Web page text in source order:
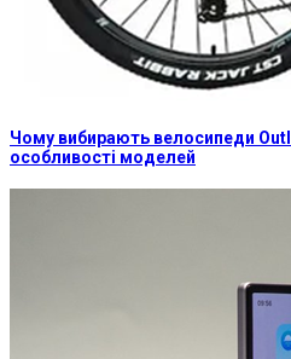
Чому вибирають велосипеди
особливості моделей